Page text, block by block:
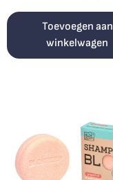
Toevoegen aan
winkelwagen